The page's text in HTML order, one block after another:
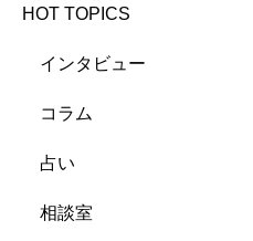
HOT TOPICS
インタビュー
コラム
占い
相談室